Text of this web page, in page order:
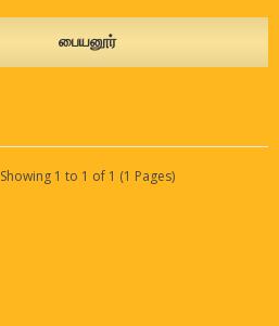
பையனூர்
Showing 1 to 1 of 1 (1 Pages)